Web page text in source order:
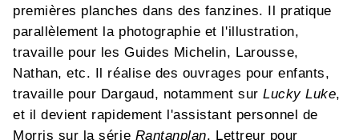
premières planches dans des fanzines. Il pratique
parallèlement la photographie et l'illustration,
travaille pour les Guides Michelin, Larousse,
Nathan, etc. Il réalise des ouvrages pour enfants,
travaille pour Dargaud, notamment surLucky Luke,
et il devient rapidement l'assistant personnel de
Morris sur la série Rantanplan. Lettreur pour